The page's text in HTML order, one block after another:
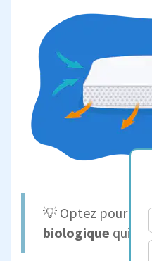
💡 Optez pour
biologique qui